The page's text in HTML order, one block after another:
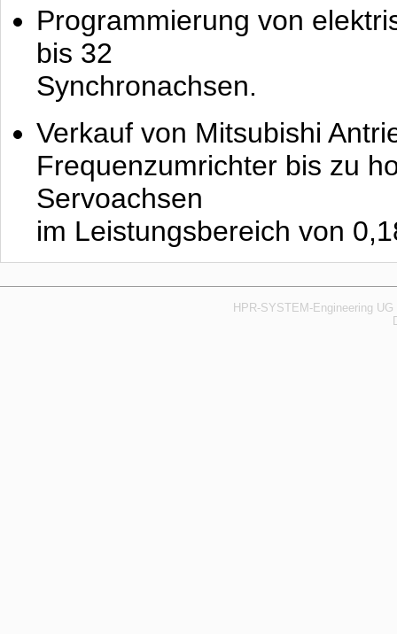
Programmierung von
bis 32
Synchronachsen.
Verkauf von Mitsubishi
Frequenzumrichter bis zu
Servoachsen
im Leistungsbereich von
HPR-SYSTEM-Engineering